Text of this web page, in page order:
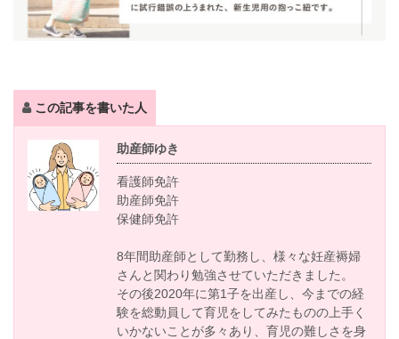
この記事を書いた人
助産師ゆき
看護師免許
助産師免許
保健師免許
8年間助産師として勤務し、様々な妊産褥婦
さんと関わり勉強させていただきました。
その後2020年に第1子を出産し、今までの経
験を総動員して育児をしてみたものの上手く
いかないことが多々あり、育児の難しさを身